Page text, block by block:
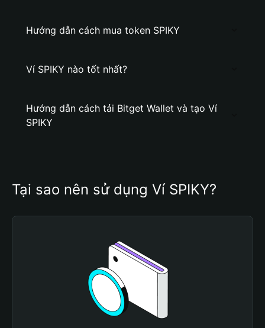
Hướng dẫn cách mua token SPIKY
Ví SPIKY nào tốt nhất?
Hướng dẫn cách tải Bitget Wallet và tạo Ví
SPIKY
Tại sao nên sử dụng Ví SPIKY?